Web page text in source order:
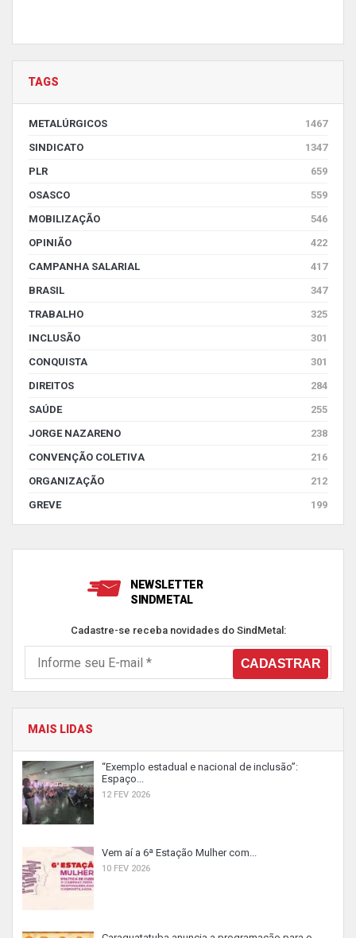
TAGS
METALÚRGICOS
1467
SINDICATO
1347
PLR
659
OSASCO
559
MOBILIZAÇÃO
546
OPINIÃO
422
CAMPANHA SALARIAL
417
BRASIL
347
TRABALHO
325
INCLUSÃO
301
CONQUISTA
301
DIREITOS
284
SAÚDE
255
JORGE NAZARENO
238
CONVENÇÃO COLETIVA
216
ORGANIZAÇÃO
212
GREVE
199
NEWSLETTER
SINDMETAL
Cadastre-se receba novidades do SindMetal:
MAIS LIDAS
“Exemplo estadual e nacional de inclusão”:
Espaço...
12 FEV 2026
Vem aí a 6ª Estação Mulher com...
10 FEV 2026